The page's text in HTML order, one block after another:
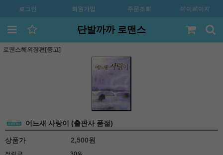
로그인 회원가입 주문조회 마이페이지
단발까까 로맨스
로맨스해외장편[중고]
어느새 사랑이 (출판사 품절)
상품가 2,500원